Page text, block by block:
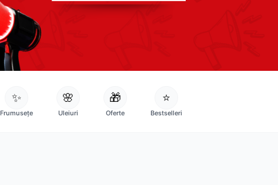
✨
Frumusețe
🌸
Uleiuri
🎁
Oferte
⭐
Bestselleri